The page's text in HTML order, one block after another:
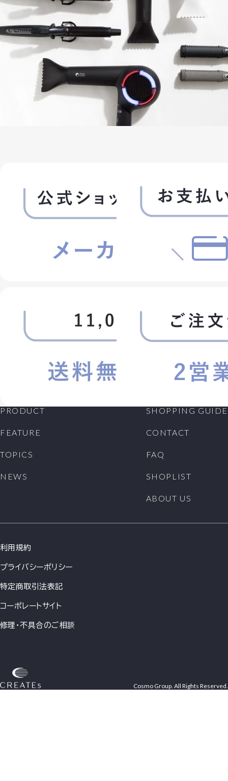
PRODUCT
FEATURE
TOPICS
NEWS
SHOPPING GUIDE
CONTACT
FAQ
SHOPLIST
ABOUT US
利用規約
プライバシーポリシー
特定商取引法表記
コーポレートサイト
修理・不具合のご相談
Cosmo Group. All Rights Reserved.